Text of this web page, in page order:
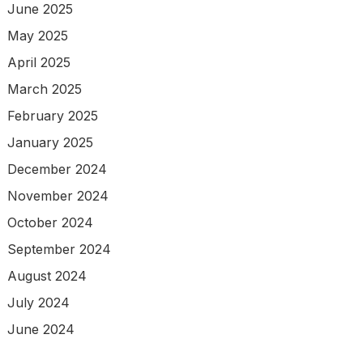
June 2025
May 2025
April 2025
March 2025
February 2025
January 2025
December 2024
November 2024
October 2024
September 2024
August 2024
July 2024
June 2024